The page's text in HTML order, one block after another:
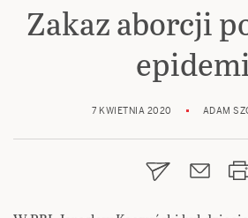
Zakaz aborcji
7 KWIETNIA 2020 ADAM